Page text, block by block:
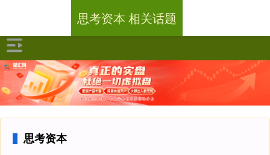
思考资本
思考资本 相关话题